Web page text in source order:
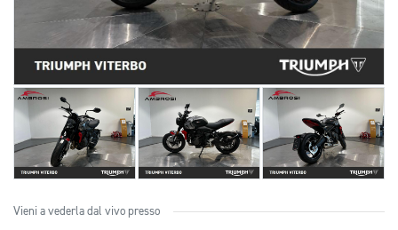
Vieni a vederla dal vivo presso